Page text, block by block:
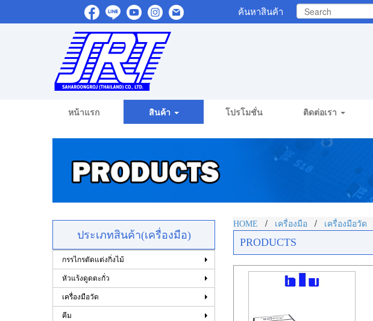
ค้นหาสินค้า
หน้าแรก สินค้า โปรโมชั่น ติดต่อเรา
ประเภทสินค้า(เครื่องมือ)
กรรไกรตัดแต่งกิ่งไม้
หัวแร้งดูดตะกั่ว
เครื่องมือวัด
คีม
HOME / เครื่องมือ / เครื่องมือวัด
PRODUCTS